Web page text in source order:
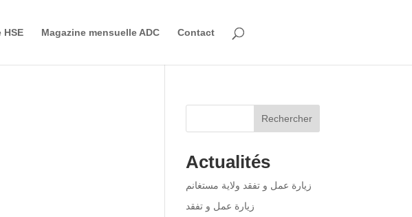
HSE Magazine mensuelle ADC Contact
Rechercher
Actualités
زيارة عمل و تفقد ولاية مستغانم
زيارة عمل و تفقد